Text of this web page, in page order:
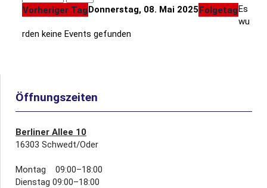
Vorheriger TagDonnerstag, 08. Mai 2025FolgetagEs
wu
rden keine Events gefunden
Öffnungszeiten
Berliner Allee 10
16303 Schwedt/Oder
Montag 09:00–18:00
Dienstag 09:00–18:00